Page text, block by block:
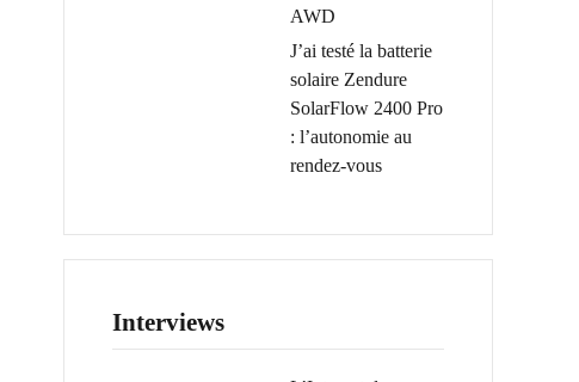
AWD
J’ai testé la batterie
solaire Zendure
SolarFlow 2400 Pro
: l’autonomie au
rendez-vous
Interviews